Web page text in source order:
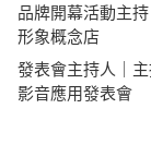
品牌開幕活動主
形象概念店
發表會主持人｜
影音應用發表會